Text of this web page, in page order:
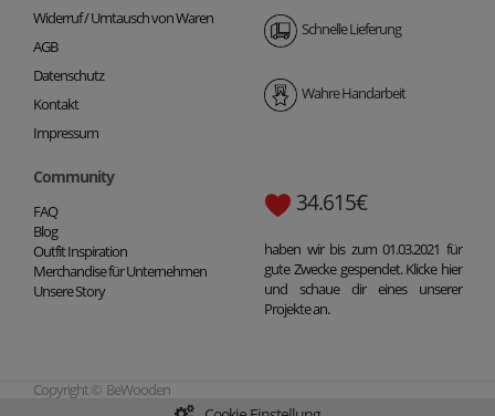
Widerruf / Umtausch von Waren
AGB
Datenschutz
Kontakt
Impressum
Schnelle Lieferung
Wahre Handarbeit
Community
FAQ
Blog
Outfit Inspiration
Merchandise für Unternehmen
Unsere Story
34.615€
haben wir bis zum 01.03.2021 für
gute Zwecke gespendet. Klicke hier
und schaue dir eines unserer
Projekte an.
Copyright © BeWooden